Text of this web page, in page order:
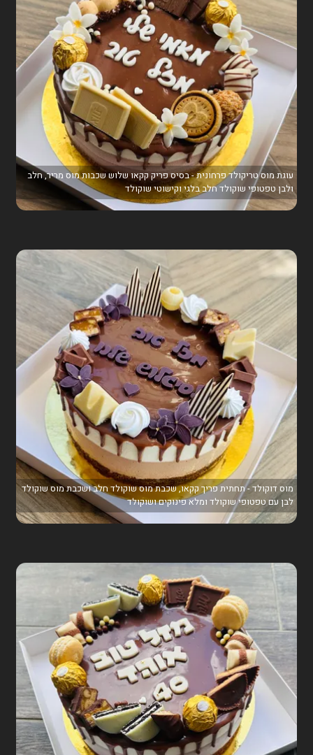
עוגת מוס טריקולד פרחונית - בסיס פריק קקאו שלוש שכבות מוס מריר, חלב
ולבן טפטופי שוקולד חלב בלגי וקישוטי שוקולד
מוס דוקולד - תחתית פריך קקאו, שכבת מוס שוקולד חלב ושכבת מוס שוקולד
לבן עם טפטופי שוקולד ומלא פינוקים ושוקולד